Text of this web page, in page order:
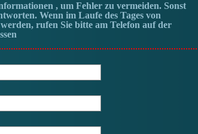
, um Fehler zu vermeiden. Sonst
Wenn im Laufe des Tages von
rufen Sie bitte am Telefon auf der